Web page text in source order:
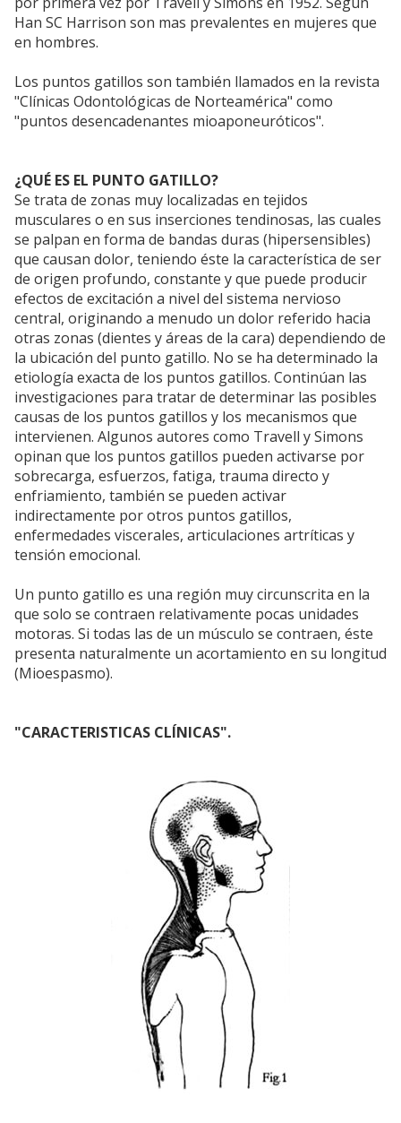
Han SC Harrison son mas prevalentes en mujeres que
en hombres.
Los puntos gatillos son también llamados en la revista
"Clínicas Odontológicas de Norteamérica" como
"puntos desencadenantes mioaponeuróticos".
¿QUÉ ES EL PUNTO GATILLO?
Se trata de zonas muy localizadas en tejidos
musculares o en sus inserciones tendinosas, las cuales
se palpan en forma de bandas duras (hipersensibles)
que causan dolor, teniendo éste la característica de ser
de origen profundo, constante y que puede producir
efectos de excitación a nivel del sistema nervioso
central, originando a menudo un dolor referido hacia
otras zonas (dientes y áreas de la cara) dependiendo de
la ubicación del punto gatillo. No se ha determinado la
etiología exacta de los puntos gatillos. Continúan las
investigaciones para tratar de determinar las posibles
causas de los puntos gatillos y los mecanismos que
intervienen. Algunos autores como Travell y Simons
opinan que los puntos gatillos pueden activarse por
sobrecarga, esfuerzos, fatiga, trauma directo y
enfriamiento, también se pueden activar
indirectamente por otros puntos gatillos,
enfermedades viscerales, articulaciones artríticas y
tensión emocional.
Un punto gatillo es una región muy circunscrita en la
que solo se contraen relativamente pocas unidades
motoras. Si todas las de un músculo se contraen, éste
presenta naturalmente un acortamiento en su longitud
(Mioespasmo).
"CARACTERISTICAS CLÍNICAS".